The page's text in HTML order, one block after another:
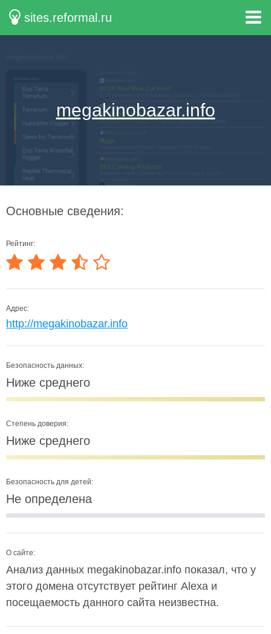
sites.reformal.ru
megakinobazar.info
Основные сведения:
Рейтинг:
Адрес:
http://megakinobazar.info
Безопасность данных:
Ниже среднего
Степень доверия:
Ниже среднего
Безопасность для детей:
Не определена
О сайте:
Анализ данных megakinobazar.info показал, что у
этого домена отсутствует рейтинг Alexa и
посещаемость данного сайта неизвестна.